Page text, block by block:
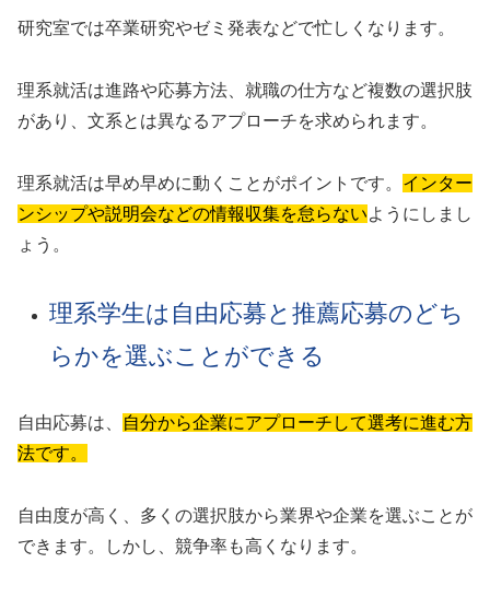
研究室では卒業研究やゼミ発表などで忙しくなります。
理系就活は進路や応募方法、就職の仕方など複数の選択肢
があり、文系とは異なるアプローチを求められます。
理系就活は早め早めに動くことがポイントです。 インター
ンシップや説明会などの情報収集を怠らないようにしまし
ょう。
理系学生は自由応募と推薦応募のどち
らかを選ぶことができる
自由応募は、
自分から企業にアプローチして選考に進む方
法です。
自由度が高く、多くの選択肢から業界や企業を選ぶことが
できます。しかし、競争率も高くなります。